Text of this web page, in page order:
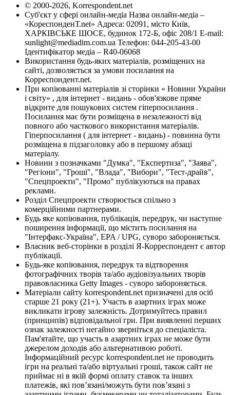
© 2000-2026, Korrespondent.net
Суб'єкт у сфері онлайн-медіа Назва онлайн-медіа –
«КореспонденТ.net» Адреса: 02091, місто Київ,
ХАРКІВСЬКЕ ШОСЕ, будинок 172-Б, офіс 208/1 E-mail:
sunlight@mediadim.com.ua Телефон: 044-205-43-00
Ідентифікатор медіа – R40-06068
Використання будь-яких матеріалів, розміщених на
сайті, дозволяється за умови посилання на
Корреспондент.net.
При копіюванні матеріалів зі сторінки « Новини України
і світу» , для інтернет - видань - обов'язкове пряме
відкрите для пошукових систем гіперпосилання .
Посилання має бути розміщена в незалежності від
повного або часткового використання матеріалів.
Гіперпосилання ( для інтернет - видань) - повинна бути
розміщена в підзаголовку або в першому абзаці
матеріалу.
Новини з позначками "Думка", "Експертиза", "Заява",
"Регіони", "Гроші", "Влада", "Вибори", "Тест-драйв",
"Спецпроекти", "Промо" публікуються на правах
реклами.
Розділ Спецпроекти створюється спільно з
комерційними партнерами.
Будь яке копіювання, публікація, передрук, чи наступне
поширення інформації, що містить посилання на
"Інтерфакс-Україна", EPA / UPG, суворо забороняється.
Власник веб-сторінки в розділі Я-Корреспондент є автор
публікації.
Будь-яке копіювання, передрук та відтворення
фотографічних творів та/або аудіовізуальних творів
правовласника Getty Images - суворо забороняється.
Матеріали сайту korrespondent.net призначені для осіб
старше 21 року (21+). Участь в азартних іграх може
викликати ігрову залежність. Дотримуйтесь правил
(принципів) відповідальної гри. При виявленні перших
ознак залежності негайно зверніться до спеціаліста.
Пам'ятайте, що участь в азартних іграх не може бути
джерелом доходів або альтернативою роботі.
Інформаційний ресурс korrespondent.net не проводить
ігри на реальні та/або віртуальні гроші, також сайт не
приймає ні в якій формі оплату ставок та інших
платежів, які пов’язані/можуть бути пов’язані з